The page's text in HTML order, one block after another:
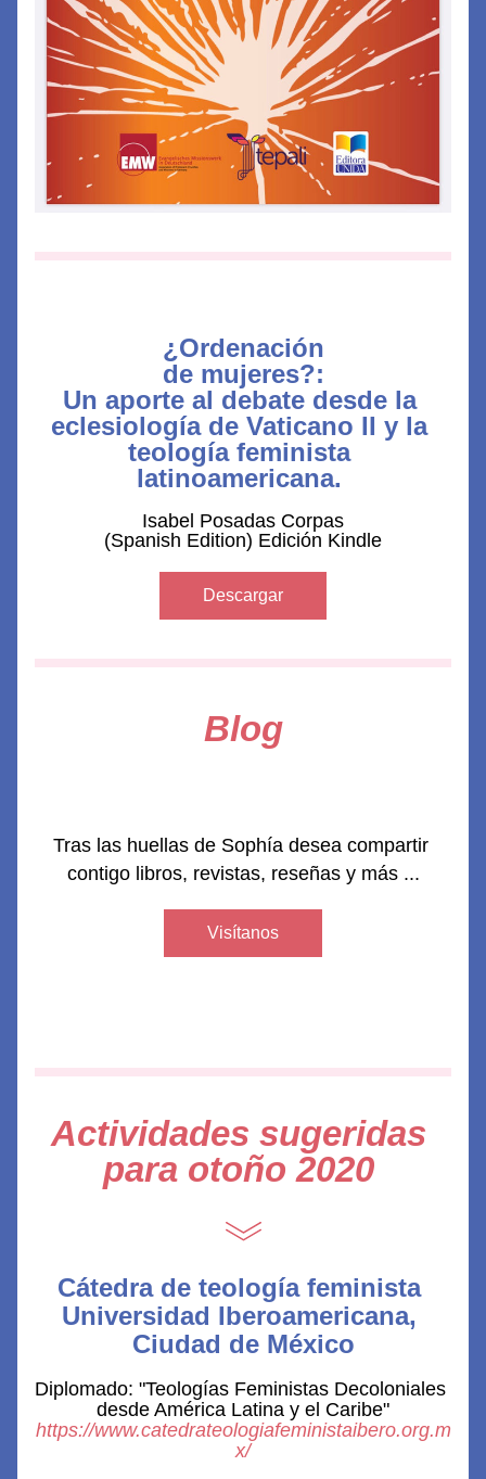
¿Ordenación
de mujeres?:
Un aporte al debate desde la
eclesiología de Vaticano II y la
teología feminista
latinoamericana.
Isabel Posadas Corpas
(Spanish Edition) Edición Kindle
Descargar
Blog
Tras las huellas de Sophía desea compartir
contigo libros, revistas, reseñas y más ...
Visítanos
Actividades sugeridas
para otoño 2020
Cátedra de teología feminista
Universidad Iberoamericana,
Ciudad de México
Diplomado: "Teologías Feministas Decoloniales
desde América Latina y el Caribe"
https://www.catedrateologiafeministaibero.org.m
x/